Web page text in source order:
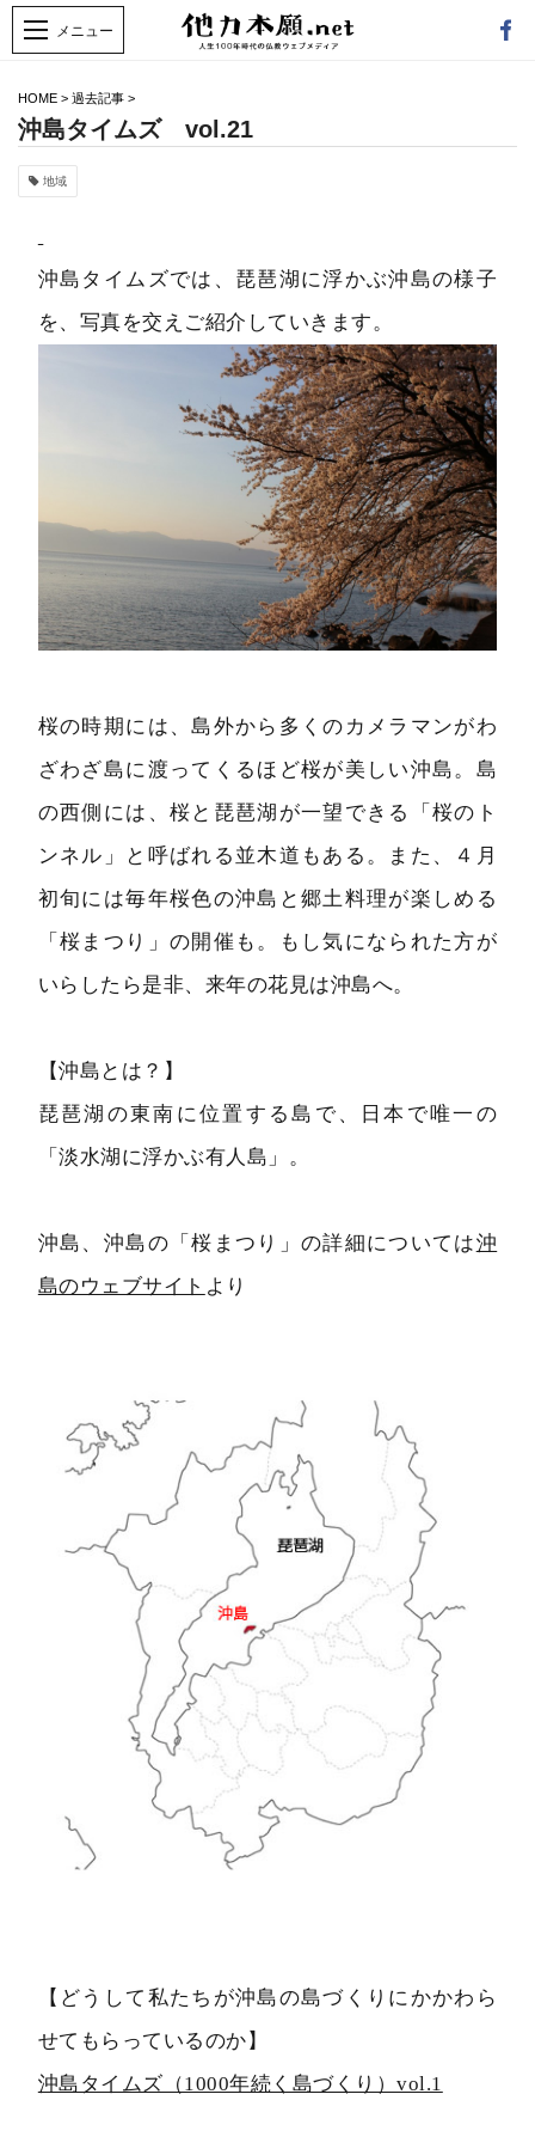
HOME > 過去記事 >
沖島タイムズ vol.21
地域
沖島タイムズでは、琵琶湖に浮かぶ沖島の様子
を、写真を交えご紹介していきます。
桜の時期には、島外から多くのカメラマンがわ
ざわざ島に渡ってくるほど桜が美しい沖島。島
の西側には、桜と琵琶湖が一望できる「桜のト
ンネル」と呼ばれる並木道もある。また、４月
初旬には毎年桜色の沖島と郷土料理が楽しめる
「桜まつり」の開催も。もし気になられた方が
いらしたら是非、来年の花見は沖島へ。
【沖島とは？】
琵琶湖の東南に位置する島で、日本で唯一の
「淡水湖に浮かぶ有人島」。
沖島、沖島の「桜まつり」の詳細については沖
島のウェブサイト より
【どうして私たちが沖島の島づくりにかかわら
せてもらっているのか】
沖島タイムズ（1000年続く島づくり）vol.1